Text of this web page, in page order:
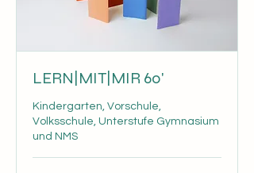
LERN|MIT|MIR 60'
Kindergarten, Vorschule,
Volksschule, Unterstufe Gymnasium
und NMS